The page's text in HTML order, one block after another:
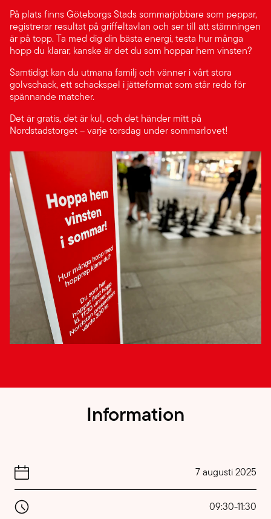
På plats finns Göteborgs Stads sommarjobbare som peppar,
registrerar resultat på griffeltavlan och ser till att stämningen
är på topp. Ta med dig din bästa energi, testa hur många
hopp du klarar, kanske är det du som hoppar hem vinsten?
Samtidigt kan du utmana familj och vänner i vårt stora
golvschack, ett schackspel i jätteformat som står redo för
spännande matcher.
Det är gratis, det är kul, och det händer mitt på
Nordstadstorget – varje torsdag under sommarlovet!
Information
7 augusti 2025
09:30-11:30